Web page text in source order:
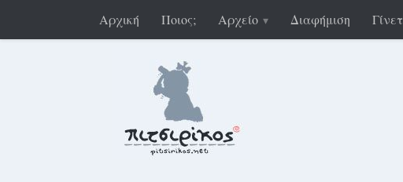
Αρχική Ποιος; Αρχείο Διαφήμιση